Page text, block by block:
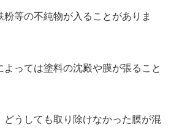
等の不純物が入ることがありま
よっては塗料の沈殿や膜が張ること
どうしても取り除けなかった膜が混